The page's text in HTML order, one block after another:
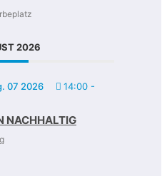
2026
07 2026 14:00 -
NACHHALTIG